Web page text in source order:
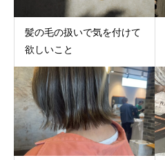
髪の毛の扱いで気を付けて
欲しいこと